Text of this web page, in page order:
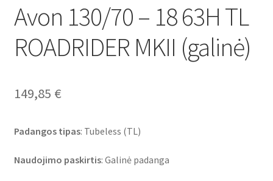
Avon 130/70 – 18 63H TL
ROADRIDER MKII (galinė)
149,85 €
Padangos tipas: Tubeless (TL)
Naudojimo paskirtis: Galinė padanga